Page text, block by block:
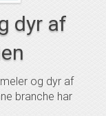
dyr af
og dyr af
branche har